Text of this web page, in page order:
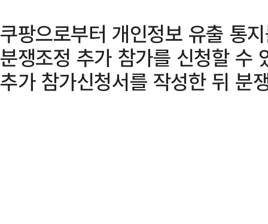
쿠팡으로부터 개인정보 유출 통
분쟁조정 추가 참가를 신청할 수
추가 참가신청서를 작성한 뒤 분